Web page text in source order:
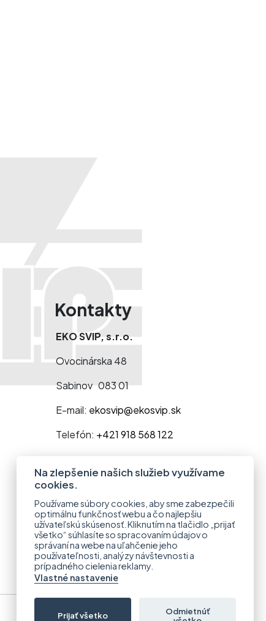
Kontakty
EKO SVIP, s.r.o.
Ovocinárska 48
Sabinov 083 01
E-mail: ekosvip@ekosvip.sk
Telefón: +421 918 568 122
Na zlepšenie našich služieb využívame
cookies.
Používame súbory cookies, aby sme zabezpečili
optimálnu funkčnosť webu a čo najlepšiu
užívateľskú skúsenosť. Kliknutím na tlačidlo „prijať
všetko“ súhlasíte so spracovaním údajov o
správaní na webe na uľahčenie jeho
používateľnosti, analýzy návštevnosti a
prípadného cielenia reklamy.
Vlastné nastavenie
Prijať všetko
Odmietnúť